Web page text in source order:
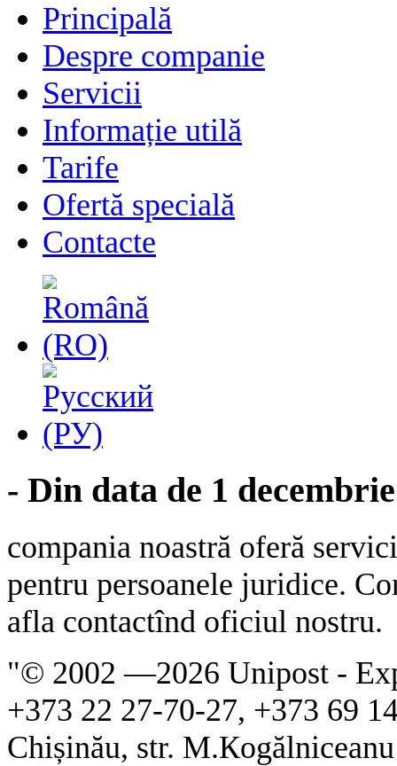
Principală
Despre companie
Servicii
Informație utilă
Tarife
Ofertă specială
Contacte
- Din data de 1
compania noastră oferă
pentru persoanele juridice.
afla contactînd oficiul nostru.
"© 2002 —2026 Unipost -
+373 22 27-70-27, +373 69
Chișinău, str.